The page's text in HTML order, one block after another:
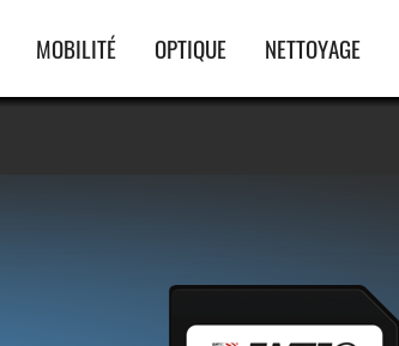
MOBILITÉ OPTIQUE NETTOYAGE